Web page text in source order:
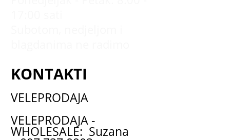
KONTAKTI
VELEPRODAJA
VELEPRODAJA -
WHOLESALE: Suzana